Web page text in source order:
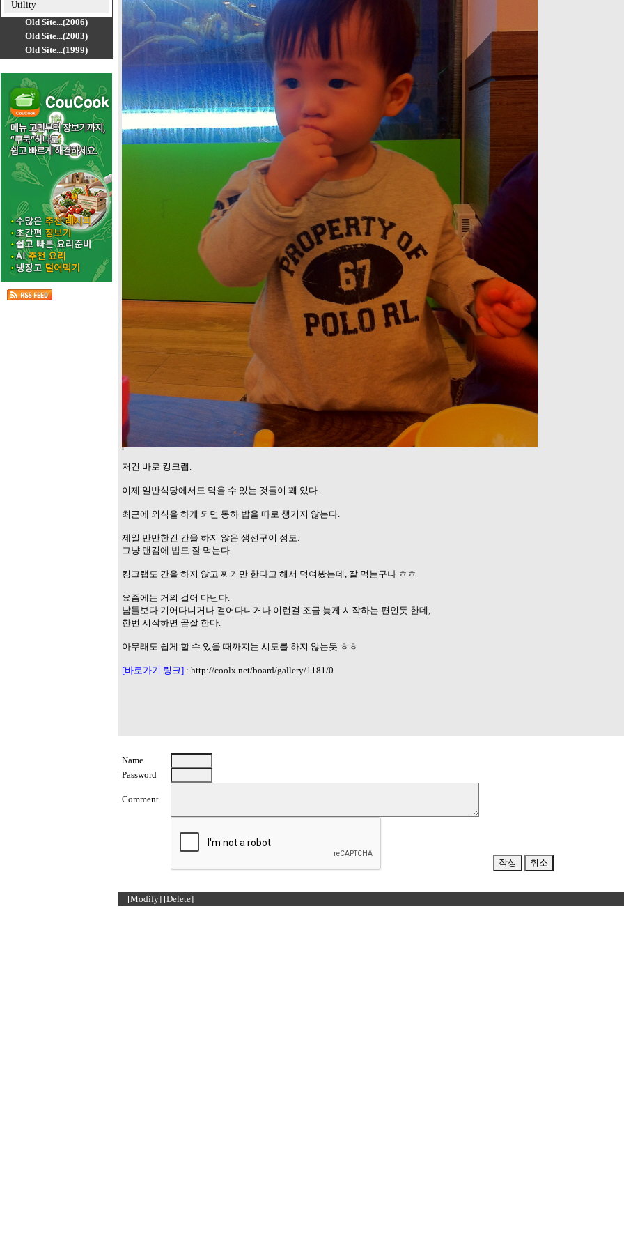
Utility
Old Site...(2006)
Old Site...(2003)
Old Site...(1999)
저건 바로 킹크랩.
이제 일반식당에서도 먹을 수 있는 것들이 꽤 있다.
최근에 외식을 하게 되면 동하 밥을 따로 챙기지 않는다.
제일 만만한건 간을 하지 않은 생선구이 정도.
그냥 맨김에 밥도 잘 먹는다.
킹크랩도 간을 하지 않고 찌기만 한다고 해서 먹여봤는데, 잘 먹는구나 ㅎㅎ
요즘에는 거의 걸어 다닌다.
남들보다 기어다니거나 걸어다니거나 이런걸 조금 늦게 시작하는 편인듯 한데,
한번 시작하면 곧잘 한다.
아무래도 쉽게 할 수 있을 때까지는 시도를 하지 않는듯 ㅎㅎ
[바로가기 링크] : http://coolx.net/board/gallery/1181/0
Name
Password
Comment
[Modify] [Delete]